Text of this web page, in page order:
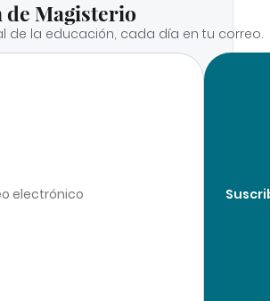
de Magisterio
de la educación, cada día en tu correo.